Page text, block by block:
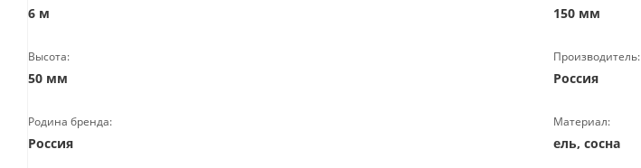
6 м 150 мм
Высота:
50 мм
Производитель:
Россия
Родина бренда:
Россия
Материал:
ель, сосна